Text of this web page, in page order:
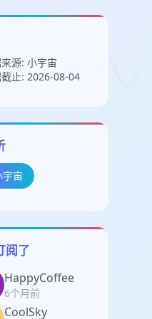
源: 小宇宙
止: 2026-08-04
宇宙
阅了
HappyCoffee
6个月前
CoolSky